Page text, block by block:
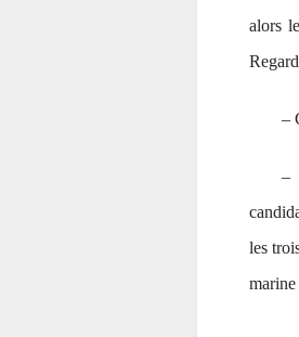
alors
‒
‒
les
marine